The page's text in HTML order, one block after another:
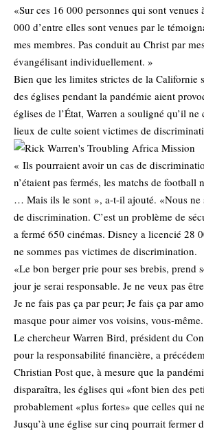
«Sur ces 16 000 personnes qui sont venues
000 d’entre elles sont venues par le
mes membres. Pas conduit au Christ par
évangélisant individuellement. »
Bien que les limites strictes de la Californie
des églises pendant la pandémie aient
églises de l’État, Warren a souligné qu’il ne
lieux de culte soient victimes de
« Ils pourraient avoir un cas de
n’étaient pas fermés, les matchs de football
… Mais ils le sont », a-t-il ajouté. «Nous ne
de discrimination. C’est un problème de
a fermé 650 cinémas. Disney a licencié 28
ne sommes pas victimes de discrimination.
«Le bon berger prie pour ses brebis, prend
jour je serai responsable. Je ne veux pas
Je ne fais pas ça par peur; Je fais ça par
masque pour aimer vos voisins, vous-même.
Le chercheur Warren Bird, président du
pour la responsabilité financière, a
Christian Post que, à mesure que la
disparaîtra, les églises qui «font bien des
probablement «plus fortes» que celles qui
Jusqu’à une église sur cinq pourrait fermer